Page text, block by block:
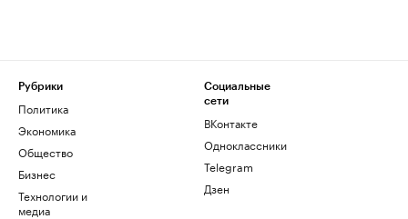
Рубрики
Политика
Экономика
Общество
Бизнес
Технологии и
медиа
Социальные
сети
ВКонтакте
Одноклассники
Telegram
Дзен